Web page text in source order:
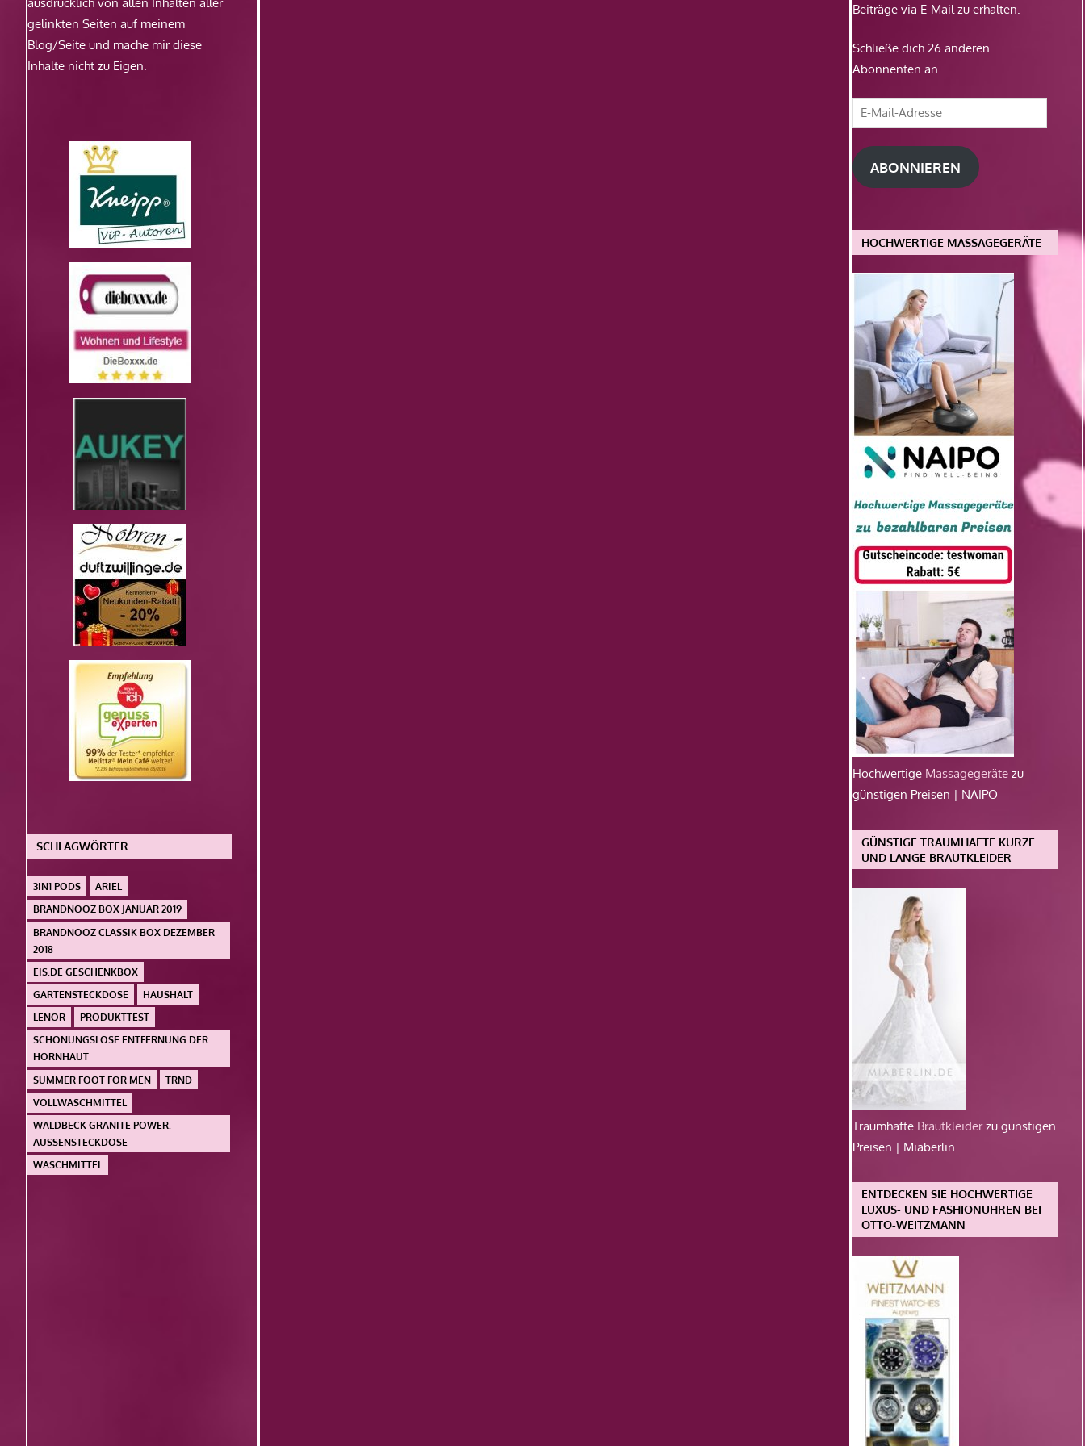
gelinkten Seiten auf meinem
Blog/Seite und mache mir diese
Inhalte nicht zu Eigen.
SCHLAGWÖRTER
3IN1 PODS
ARIEL
BRANDNOOZ BOX JANUAR 2019
BRANDNOOZ CLASSIK BOX DEZEMBER
2018
EIS.DE GESCHENKBOX
GARTENSTECKDOSE
HAUSHALT
LENOR
PRODUKTTEST
SCHONUNGSLOSE ENTFERNUNG DER
HORNHAUT
SUMMER FOOT FOR MEN
TRND
VOLLWASCHMITTEL
WALDBECK GRANITE POWER.
AUSSENSTECKDOSE
WASCHMITTEL
Beiträge via E-Mail zu erhalten.
Schließe dich 26 anderen
Abonnenten an
E-
Mail-
Adresse
ABONNIEREN
HOCHWERTIGE MASSAGEGERÄTE
Hochwertige Massagegeräte zu
günstigen Preisen | NAIPO
GÜNSTIGE TRAUMHAFTE KURZE
UND LANGE BRAUTKLEIDER
Traumhafte Brautkleiderzu günstigen
Preisen | Miaberlin
ENTDECKEN SIE HOCHWERTIGE
LUXUS- UND FASHIONUHREN BEI
OTTO-WEITZMANN